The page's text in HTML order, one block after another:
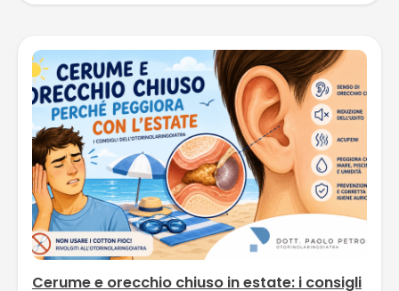
Cerume e orecchio chiuso in estate: i consigli